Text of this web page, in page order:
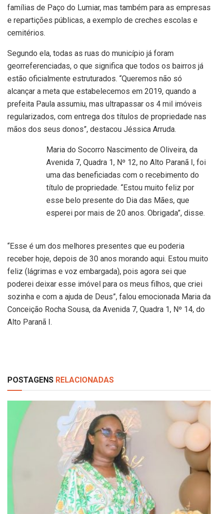
famílias de Paço do Lumiar, mas também para as empresas
e repartições públicas, a exemplo de creches escolas e
cemitérios.
Segundo ela, todas as ruas do município já foram
georreferenciadas, o que significa que todos os bairros já
estão oficialmente estruturados. “Queremos não só
alcançar a meta que estabelecemos em 2019, quando a
prefeita Paula assumiu, mas ultrapassar os 4 mil imóveis
regularizados, com entrega dos títulos de propriedade nas
mãos dos seus donos”, destacou Jéssica Arruda.
Maria do Socorro Nascimento de Oliveira, da
Avenida 7, Quadra 1, Nº 12, no Alto Paranã I, foi
uma das beneficiadas com o recebimento do
título de propriedade. “Estou muito feliz por
esse belo presente do Dia das Mães, que
esperei por mais de 20 anos. Obrigada”, disse.
“Esse é um dos melhores presentes que eu poderia
receber hoje, depois de 30 anos morando aqui. Estou muito
feliz (lágrimas e voz embargada), pois agora sei que
poderei deixar esse imóvel para os meus filhos, que criei
sozinha e com a ajuda de Deus”, falou emocionada Maria da
Conceição Rocha Sousa, da Avenida 7, Quadra 1, Nº 14, do
Alto Paranã I.
POSTAGENS RELACIONADAS